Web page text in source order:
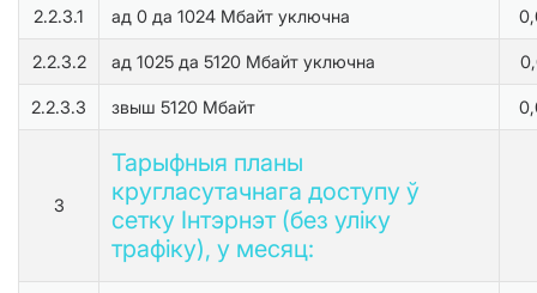
2.2.3.1 ад 0 да 1024 Мбайт уключна
2.2.3.2 ад 1025 да 5120 Мбайт уключна
2.2.3.3 звыш 5120 Мбайт
3
Тарыфныя планы
кругласутачнага доступу ў
сетку Інтэрнэт (без уліку
трафіку), у месяц: